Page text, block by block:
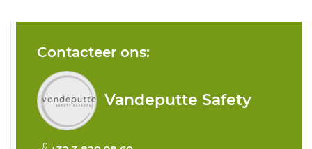
Contacteer ons:
Vandeputte Safety